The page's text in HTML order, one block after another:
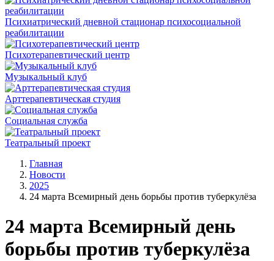
Психиатрический дневной стационар психосоциальной
реабилитации
Психотерапевтический центр
Музыкальный клуб
Арттерапевтическая студия
Социальная служба
Театральный проект
Главная
Новости
2025
24 марта Всемирный день борьбы против туберкулёза
24 марта Всемирный день
борьбы против туберкулёза